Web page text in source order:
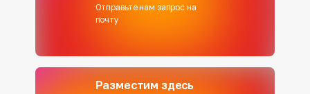
Отправьте нам запрос на
почту
Разместим здесь